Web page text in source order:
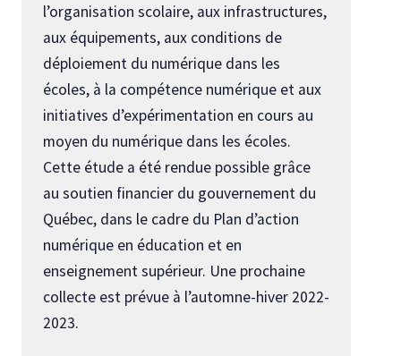
l’organisation scolaire, aux infrastructures,
aux équipements, aux conditions de
déploiement du numérique dans les
écoles, à la compétence numérique et aux
initiatives d’expérimentation en cours au
moyen du numérique dans les écoles.
Cette étude a été rendue possible grâce
au soutien financier du gouvernement du
Québec, dans le cadre du Plan d’action
numérique en éducation et en
enseignement supérieur. Une prochaine
collecte est prévue à l’automne-hiver 2022-
2023.